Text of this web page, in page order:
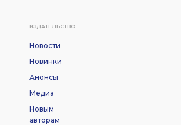
ИЗДАТЕЛЬСТВО
Новости
Новинки
Анонсы
Медиа
Новым
авторам